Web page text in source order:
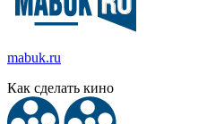
mabuk.ru
Как сделать кино